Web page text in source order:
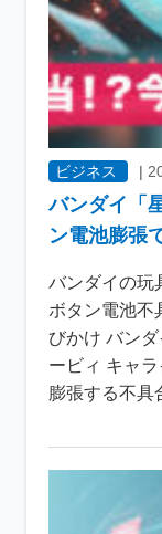
ビジネス |
バンダイ「
ン電池膨張
バンダイの玩
ボタン電池
びかけ バン
ービィ キャ
膨張する不具